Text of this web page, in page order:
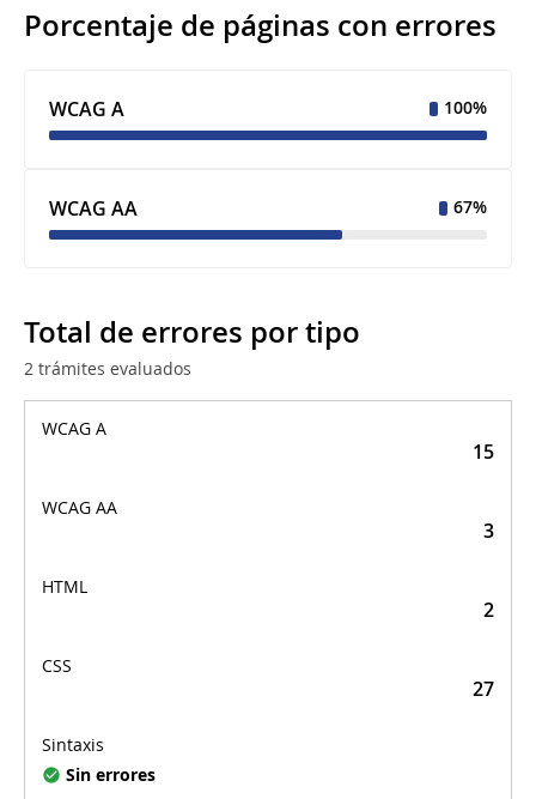
Porcentaje de páginas con errores
WCAG A 100%
WCAG AA 67%
Total de errores por tipo
2 trámites evaluados
tipo
15
3
2
27
Sin errores